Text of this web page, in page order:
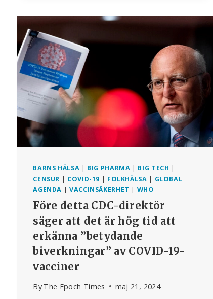
BARNS HÄLSA | BIG PHARMA | BIG TECH |
CENSUR | COVID-19 | FOLKHÄLSA | GLOBAL
AGENDA | VACCINSÄKERHET | WHO
Före detta CDC-direktör
säger att det är hög tid att
erkänna ”betydande
biverkningar” av COVID-19-
vacciner
By The Epoch Times maj 21, 2024